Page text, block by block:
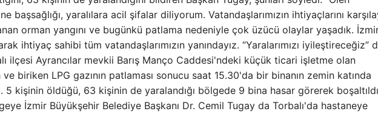
başsağlığı, yaralılara acil şifalar diliyorum. Vatandaşlarımızın ihtiyaçlarını
orman yangını ve bugünkü patlama nedeniyle çok üzücü olaylar yaşadık.
ihtiyaç sahibi tüm vatandaşlarımızın yanındayız. “Yaralarımızı iyileştireceğiz”
ilçesi Ayrancılar mevkii Barış Manço Caddesi'ndeki küçük ticari işletme olan
ve biriken LPG gazının patlaması sonucu saat 15.30'da bir binanın zemin katında
kişinin öldüğü, 63 kişinin de yaralandığı bölgede 9 bina hasar görerek
İzmir Büyükşehir Belediye Başkanı Dr. Cemil Tugay da Torbalı'da hastaneye